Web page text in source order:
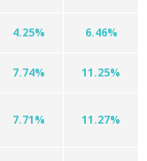
4.25% 6.46%
7.74% 11.25%
7.71% 11.27%